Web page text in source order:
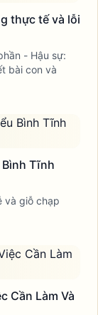
thực tế và lỗi
- Hậu sự:
bài con và
Bình Tĩnh
và giỗ chạp
Cần Làm Và